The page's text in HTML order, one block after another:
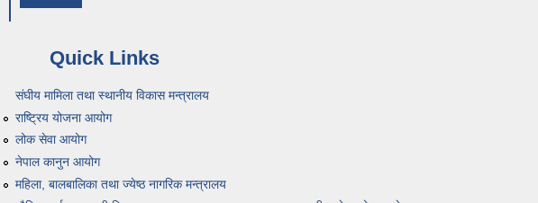
Quick Links
संघीय मामिला तथा स्थानीय विकास मन्त्रालय
राष्ट्रिय योजना आयोग
लोक सेवा आयोग
नेपाल कानुन आयोग
महिला, बालबालिका तथा ज्येष्ठ नागरिक मन्त्रालय